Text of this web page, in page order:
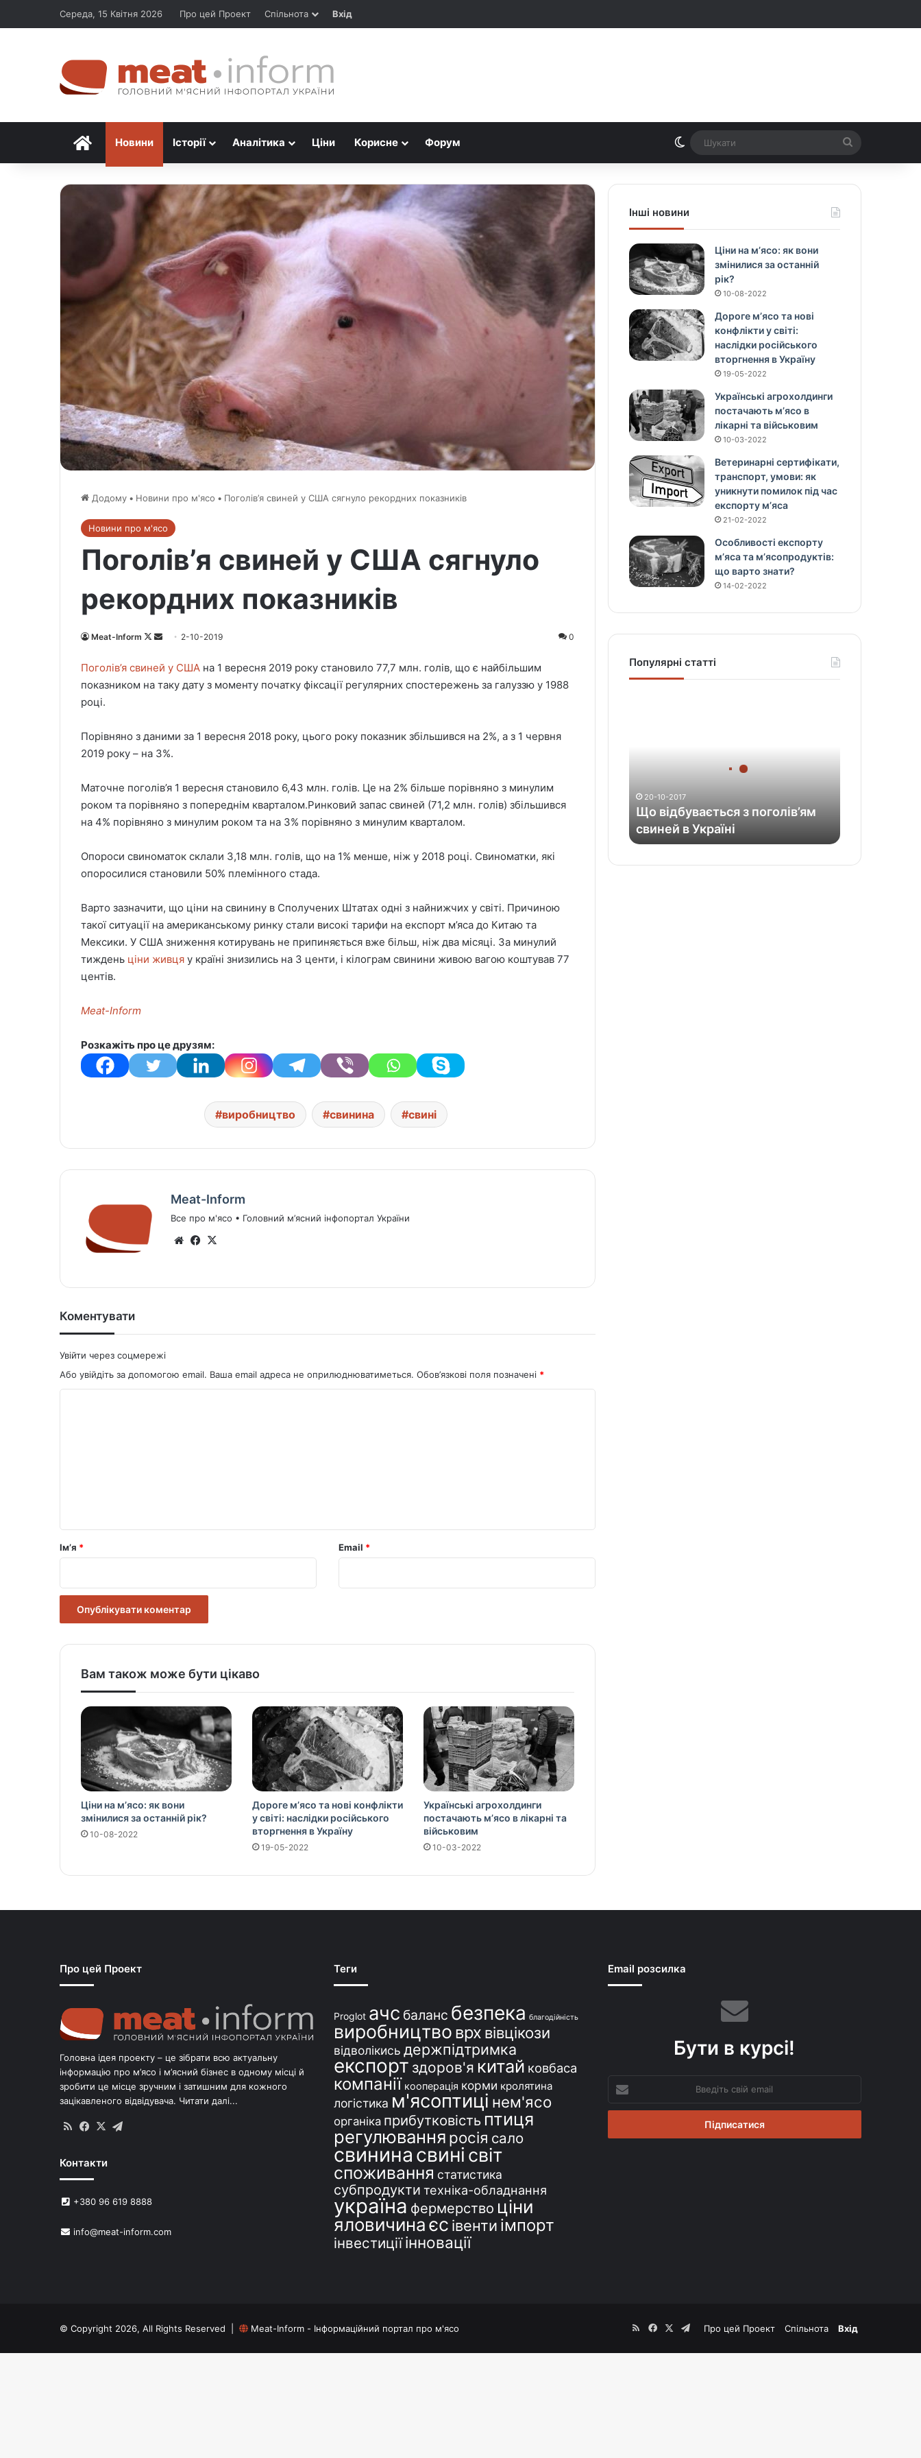
Середа, 15 Квітня 2026 Про цей Проект Спільнота Вхід
ГоловнаНовини Історії Аналітика Ціни Корисне Форум Switch skin
Додому • Новини про м'ясо • Поголів’я свиней у США сягнуло рекордних показників
Новини про м'ясо
Поголів’я свиней у США сягнуло
рекордних показників
Meat-Inform
F
l
l
o
n
n
d
e
m
i
l
2-10-2019 0
Поголів’я свиней у США на 1 вересня 2019 року становило 77,7 млн. голів, що є найбільшим
показником на таку дату з моменту початку фіксації регулярних спостережень за галуззю у 1988
році.
Порівняно з даними за 1 вересня 2018 року, цього року показник збільшився на 2%, а з 1 червня
2019 року – на 3%.
Маточне поголів’я 1 вересня становило 6,43 млн. голів. Це на 2% більше порівняно з минулим
роком та порівняно з попереднім кварталом.Ринковий запас свиней (71,2 млн. голів) збільшився
на 4% порівняно з минулим роком та на 3% порівняно з минулим кварталом.
Опороси свиноматок склали 3,18 млн. голів, що на 1% менше, ніж у 2018 році. Свиноматки, які
опоросилися становили 50% племінного стада.
Варто зазначити, що ціни на свинину в Сполучених Штатах одні з найнижчих у світі. Причиною
такої ситуації на американському ринку стали високі тарифи на експорт м’яса до Китаю та
Мексики. У США зниження котирувань не припиняється вже більш, ніж два місяці. За минулий
тиждень ціни живця у країні знизились на 3 центи, і кілограм свинини живою вагою коштував 77
центів.
Meat-Inform
Розкажіть про це друзям:
виробництво свинина свині
Meat-Inform
Все про м'ясо • Головний м’ясний інфопортал України
We Fa
ok
Коментувати
Увійти через соцмережі
Або увійдіть за допомогою email. Ваша email адреса не оприлюднюватиметься. Обов’язкові поля позначені *
рІм’я * Email *
Вам також може бути цікаво
Ціни на м’ясо: як вони
змінилися за останній рік?
10-08-2022
Дороге м’ясо та нові конфлікти
у світі: наслідки російського
вторгнення в Україну
19-05-2022
Українські агрохолдинги
постачають м’ясо в лікарні та
військовим
10-03-2022
Інші новини
Ціни на м’ясо: як вони
змінилися за останній
рік?
10-08-2022
Дороге м’ясо та нові
конфлікти у світі:
наслідки російського
вторгнення в Україну
19-05-2022
Українські агрохолдинги
постачають м’ясо в
лікарні та військовим
10-03-2022
Ветеринарні сертифікати,
транспорт, умови: як
уникнути помилок під час
експорту м’яса
21-02-2022
Особливості експорту
м’яса та м’ясопродуктів:
що варто знати?
14-02-2022
Популярні статті
т
20-10-2017
Що відбувається з поголів’ям
свиней в Україні
Про цей Проект
Головна ідея проекту – це зібрати всю актуальну
інформацію про м’ясо і м’ясний бізнес в одному місці й
зробити це місце зручним і затишним для кожного
зацікавленого відвідувача. Читати далі...
RSS Facebook
X
Контакти
+380 96 619 8888
info@meat-inform.com
Теги
Proglot ачс баланс безпека благодійність
виробництво врх вівцікози
відволікись держпідтримка
експорт здоров'я китай ковбаса
компанії кооперація корми кролятина
логістика м'ясоптиці нем'ясо
органіка прибутковість птиця
регулювання росія сало
свинина свині світ
споживання статистика
субпродукти техніка-обладнання
україна фермерство ціни
яловичинаєс івенти імпорт
інвестиції інновації
Email розсилка
Бути в курсі!
свій
email
© Copyright 2026, All Rights Reserved | Meat-Inform - Інформаційний портал про м'ясо Про цей Проект Спільнота Вхід
RSSFacebookTelegram